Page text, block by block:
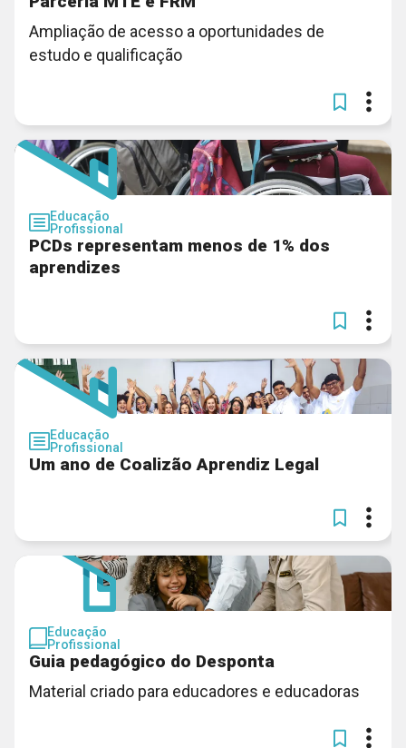
Ampliação de acesso a oportunidades de
estudo e qualificação
Educação
Profissional
PCDs representam menos de 1% dos
aprendizes
Educação
Profissional
Um ano de Coalizão Aprendiz Legal
Educação
Profissional
Guia pedagógico do Desponta
Material criado para educadores e educadoras